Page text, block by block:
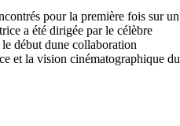
pour la première fois sur un
a été dirigée par le célèbre
début dune collaboration
et la vision cinématographique du